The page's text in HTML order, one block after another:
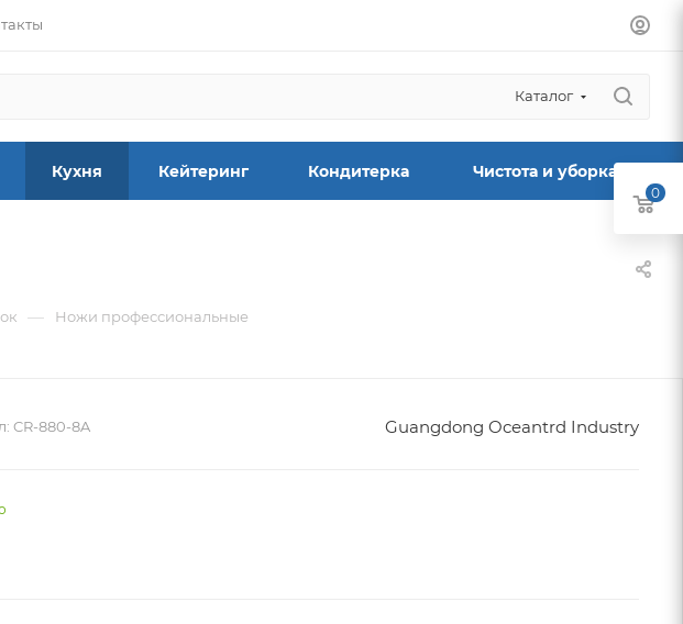
Каталог
Кухня Кейтеринг Кондитерка Чистота и уборка
— Ножи профессиональные
CR-880-8A Guangdong Oceantrd Industry
0